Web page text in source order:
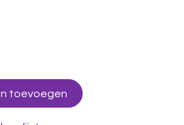
toevoegen